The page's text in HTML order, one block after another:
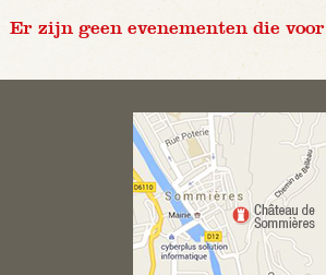
Er zijn geen evenementen die